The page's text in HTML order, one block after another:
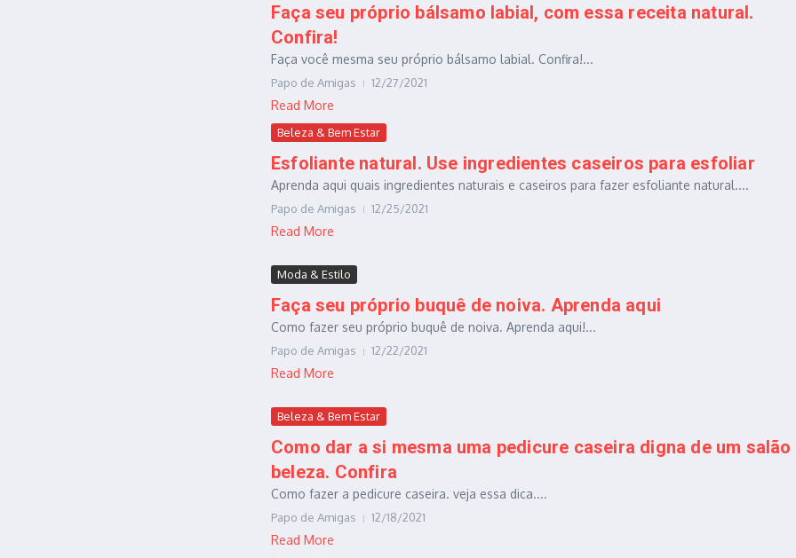
Faça seu próprio bálsamo labial, com essa receita natural.
Confira!
Faça você mesma seu próprio bálsamo labial. Confira!...
Papo de Amigas 12/27/2021
Read More
Beleza & Bem Estar
Esfoliante natural. Use ingredientes caseiros para esfoliar
Aprenda aqui quais ingredientes naturais e caseiros para fazer esfoliante natural....
Papo de Amigas 12/25/2021
Read More
Moda & Estilo
Faça seu próprio buquê de noiva. Aprenda aqui
Como fazer seu próprio buquê de noiva. Aprenda aqui!...
Papo de Amigas 12/22/2021
Read More
Beleza & Bem Estar
Como dar a si mesma uma pedicure caseira digna de um salão
beleza. Confira
Como fazer a pedicure caseira. veja essa dica....
Papo de Amigas 12/18/2021
Read More